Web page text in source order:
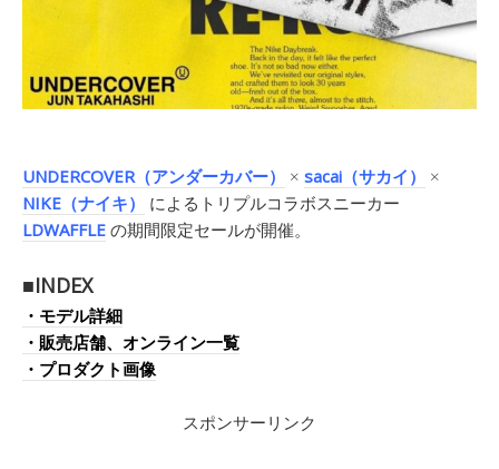
UNDERCOVER（アンダーカバー） × sacai（サカイ）
×
NIKE（ナイキ）
によるトリプルコラボスニーカー
LDWAFFLE の期間限定セールが開催。
■INDEX
・モデル詳細
・販売店舗、オンライン一覧
・プロダクト画像
スポンサーリンク